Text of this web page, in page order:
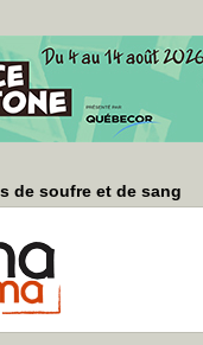
de soufre et de sang